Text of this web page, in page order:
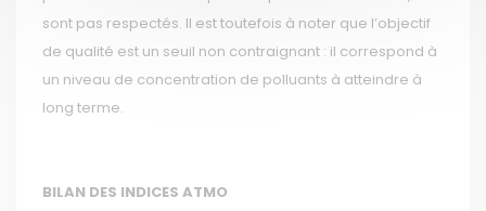
sont pas respectés. Il est toutefois à noter que l’objectif
de qualité est un seuil non contraignant : il correspond à
un niveau de concentration de polluants à atteindre à
long terme.
BILAN DES INDICES ATMO